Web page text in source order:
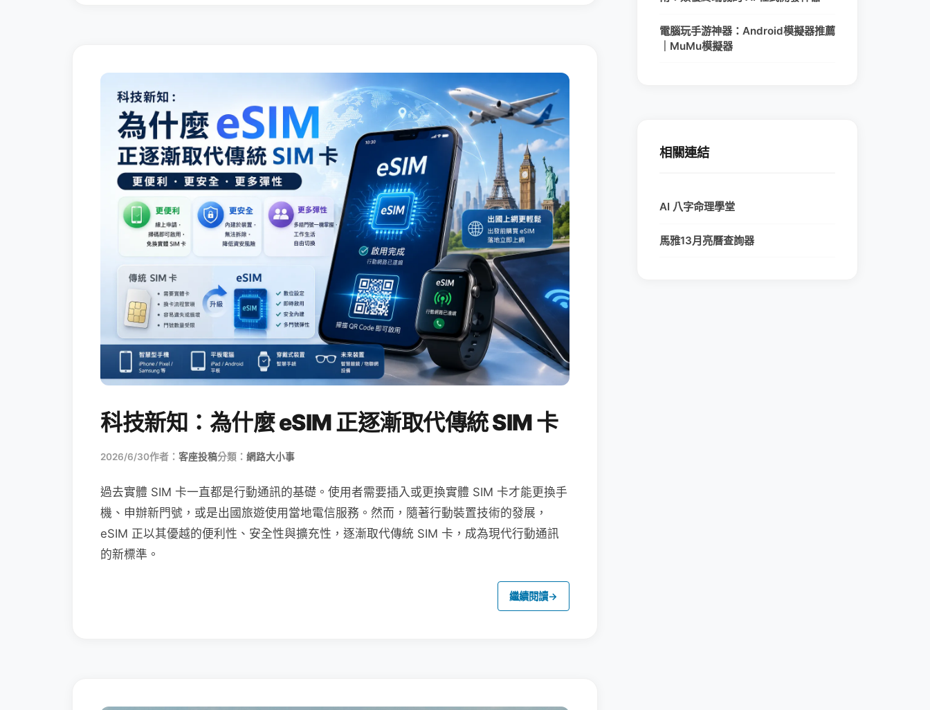
科技新知：為什麼 eSIM 正逐漸取代傳統 SIM 卡
2026/6/30作者： 客座投稿分類： 網路大小事
過去實體 SIM 卡一直都是行動通訊的基礎。使用者需要插入或更換實體 SIM 卡才能更換手
機、申辦新門號，或是出國旅遊使用當地電信服務。然而，隨著行動裝置技術的發展，
eSIM 正以其優越的便利性、安全性與擴充性，逐漸取代傳統 SIM 卡，成為現代行動通訊
的新標準。
繼續閱讀→
電腦玩手游神器：Android模擬器推薦
｜MuMu模擬器
相關連結
AI 八字命理學堂
馬雅13月亮曆查詢器